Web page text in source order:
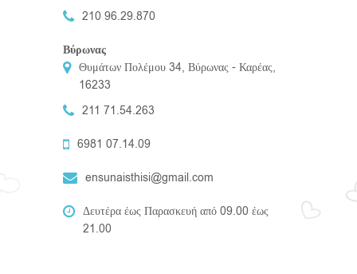
210 96.29.870
Βύρωνας
Θυμάτων Πολέμου 34, Βύρωνας - Καρέας,
16233
211 71.54.263
6981 07.14.09
ensunaisthisi@gmail.com
Δευτέρα έως Παρασκευή από 09.00 έως
21.00